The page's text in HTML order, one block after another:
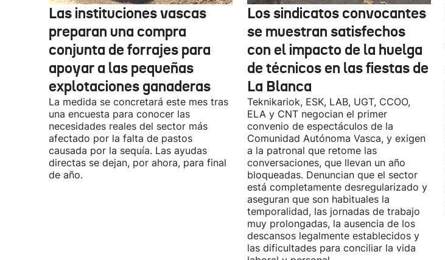
Las instituciones vascas
preparan una compra
conjunta de forrajes para
apoyar a las pequeñas
explotaciones ganaderas
La medida se concretará este mes tras
una encuesta para conocer las
necesidades reales del sector más
afectado por la falta de pastos
causada por la sequía. Las ayudas
directas se dejan, por ahora, para final
de año.
Los sindicatos convocantes
se muestran satisfechos
con el impacto de la huelga
de técnicos en las fiestas de
La Blanca
Teknikariok, ESK, LAB, UGT, CCOO,
ELA y CNT negocian el primer
convenio de espectáculos de la
Comunidad Autónoma Vasca, y exigen
a la patronal que retome las
conversaciones, que llevan un año
bloqueadas. Denuncian que el sector
está completamente desregularizado y
aseguran que son habituales la
temporalidad, las jornadas de trabajo
muy prolongadas, la ausencia de los
descansos legalmente establecidos y
las dificultades para conciliar la vida